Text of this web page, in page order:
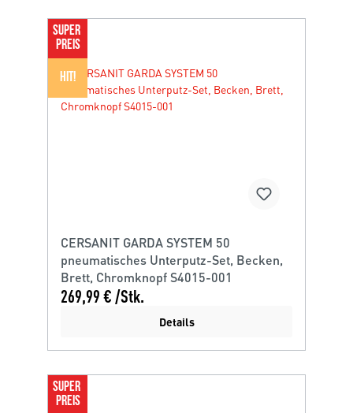
SUPER
PREIS
HIT!
CERSANIT GARDA SYSTEM 50
pneumatisches Unterputz-Set, Becken,
Brett, Chromknopf S4015-001
269,99 € /Stk.
Details
SUPER
PREIS